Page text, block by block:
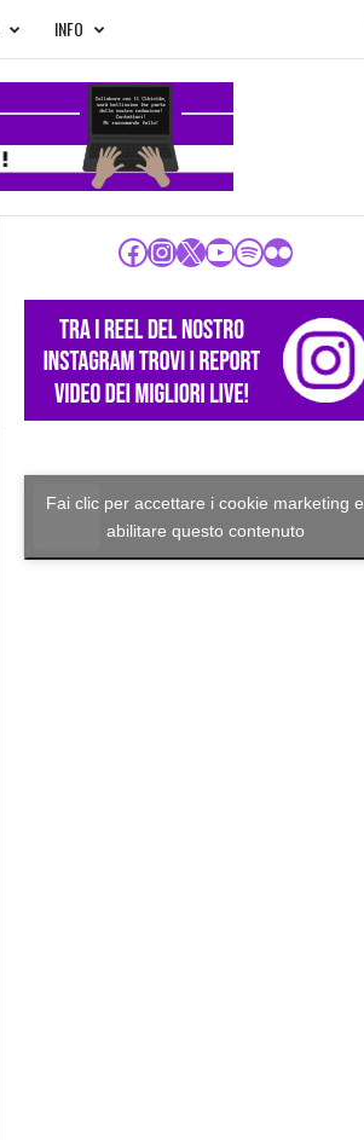
INFO
Facebook
Instagram
X YouTube
Spotify
Flickr
Fai clic per accettare i cookie marketing e
abilitare questo contenuto